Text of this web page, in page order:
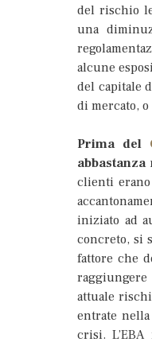
del rischio
una
alcune
del capitale
di mercato,
Prima del
clienti
iniziato ad
concreto, si
fattore che
attuale
entrate
crisi.